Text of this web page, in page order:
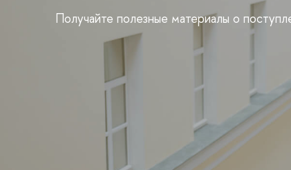
Получайте полезные материалы о